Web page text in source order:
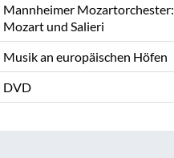
Mannheimer Mozartorchester:
Mozart und Salieri
Musik an europäischen Höfen
DVD